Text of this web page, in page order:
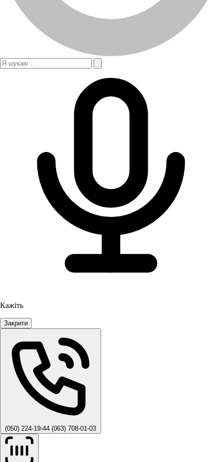
Кажіть
Закрити
(050) 224-19-44 (063) 708-01-03